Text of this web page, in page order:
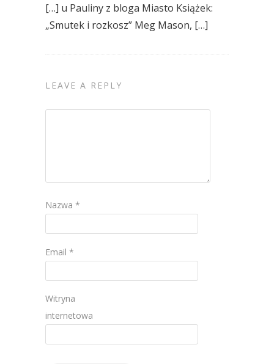
[…] u Pauliny z bloga Miasto Książek:
„Smutek i rozkosz” Meg Mason, […]
LEAVE A REPLY
Nazwa *
Email *
Witryna
internetowa